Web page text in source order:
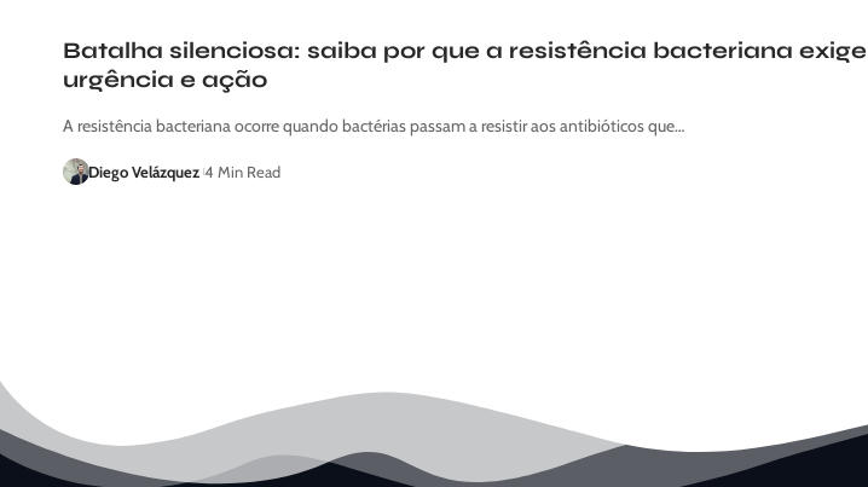
Batalha silenciosa: saiba por que a resistência bacteriana exige
urgência e ação
A resistência bacteriana ocorre quando bactérias passam a resistir aos antibióticos que…
Diego Velázquez 4 Min Read